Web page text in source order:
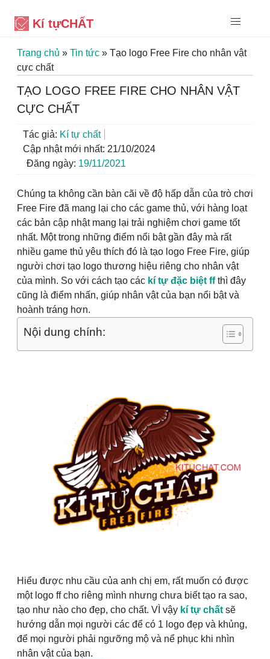
Kí tựCHẤT
Trang chủ » Tin tức » Tạo logo Free Fire cho nhân vật
cực chất
TẠO LOGO FREE FIRE CHO NHÂN VẬT
CỰC CHẤT
Tác giả: Kí tự chất
Cập nhật mới nhất: 21/10/2024
Đăng ngày: 19/11/2021
Chúng ta không cần bàn cãi về độ hấp dẫn của trò chơi
Free Fire đã mang lại cho các game thủ, với hàng loạt
các bản cập nhật mang lại trải nghiệm chơi game tốt
nhất. Một trong những điểm nổi bật gần đây mà rất
nhiều game thủ yêu thích đó là tạo logo Free Fire, giúp
người chơi tạo logo thương hiệu riêng cho nhân vật
của mình. So với cách tạo các kí tự đặc biệt ffthì đây
cũng là điểm nhấn, giúp nhân vật của bạn nổi bật và
hoành tráng hơn.
Nội dung chính:
Hiểu được nhu cầu của anh chị em, rất muốn có được
một logo ff cho riêng mình nhưng chưa biết tạo ra sao,
tạo như nào cho đẹp, cho chất. VÌ vậy kí tự chất sẽ
hướng dẫn mọi người các để có 1 logo đẹp và khủng,
để mọi người phải ngưỡng mộ và nể phục khi nhìn
nhân vật của bạn.